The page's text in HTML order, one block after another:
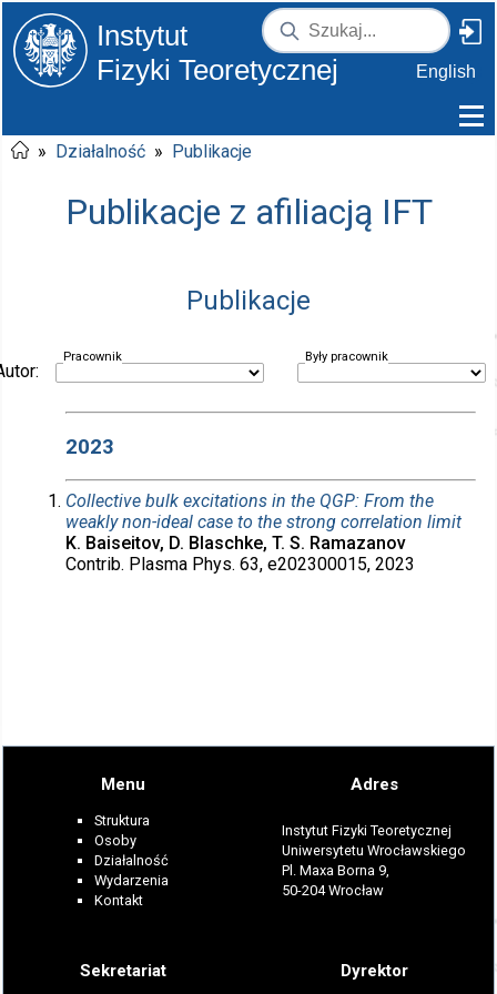
Instytut
Fizyki Teoretycznej
English
» Działalność » Publikacje
Publikacje z afiliacją IFT
Publikacje
Pracownik Były pracownik
2023
Collective bulk excitations in the QGP: From the
weakly non-ideal case to the strong correlation limit
K. Baiseitov, D. Blaschke, T. S. Ramazanov
Contrib. Plasma Phys. 63, e202300015, 2023
Menu
Struktura
Osoby
Działalność
Wydarzenia
Kontakt
Adres
Instytut Fizyki Teoretycznej
Uniwersytetu Wrocławskiego
Pl. Maxa Borna 9,
50-204 Wrocław
Sekretariat Dyrektor